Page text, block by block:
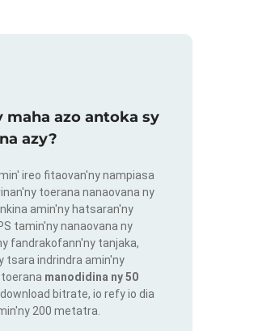
maha azo antoka sy
azy?
ireo fitaovan'ny nampiasa
toerana nanaovana ny
amin'ny hatsaran'ny
tamin'ny nanaovana ny
fandrakofann'ny tanjaka,
tsara indrindra amin'ny
manodidina ny 50
download bitrate, io refy io dia
200 metatra.